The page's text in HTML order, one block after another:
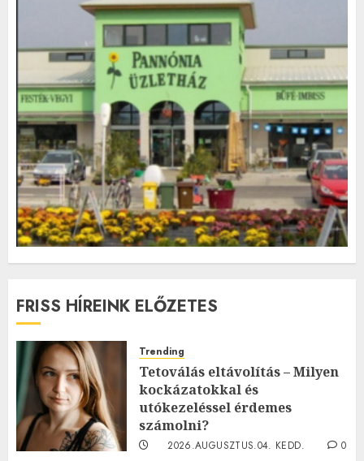
FRISS HÍREINK ELŐZETES
Trending
Tetoválás eltávolítás – Milyen
kockázatokkal és
utókezeléssel érdemes
számolni?
2026.AUGUSZTUS.04. KEDD.
0